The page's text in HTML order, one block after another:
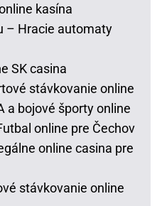
kasína
– Hracie automaty
SK casina
stávkovanie online
a bojové športy online
online pre Čechov
online casina pre
stávkovanie online